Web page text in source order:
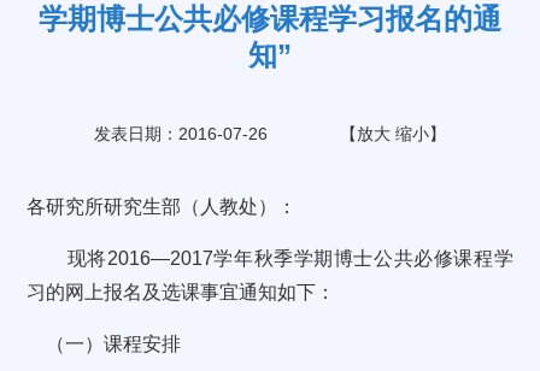
学期博士公共必修课程学习报名的通
知”
发表日期：2016-07-26 【放大 缩小】
各研究所研究生部（人教处）：
现将2016—2017学年秋季学期博士公共必修课程学
习的网上报名及选课事宜通知如下：
（一）课程安排